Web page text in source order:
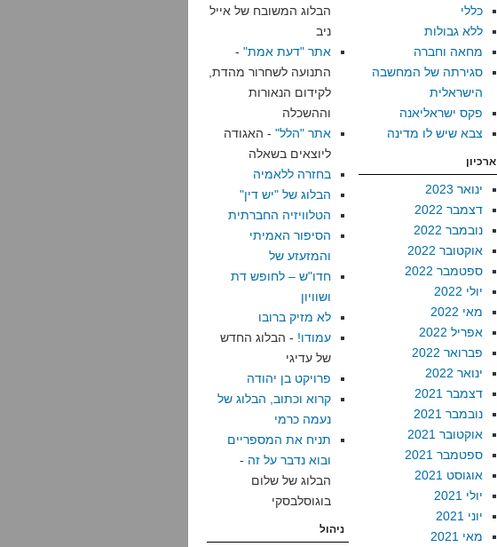
כללי
ללא גבולות
מחאה וחברה
סגירתה של המחשבה
הישראלית
פקס ישראליאנה
צבא שיש לו מדינה
ארכיון
ינואר 2023
דצמבר 2022
נובמבר 2022
אוקטובר 2022
ספטמבר 2022
יולי 2022
מאי 2022
אפריל 2022
פברואר 2022
ינואר 2022
דצמבר 2021
נובמבר 2021
אוקטובר 2021
ספטמבר 2021
אוגוסט 2021
יולי 2021
יוני 2021
מאי 2021
הבלוג המשובח של אייל
ניב
אתר "דעת אמת" -
התנועה לשחרור מהדת,
לקידום הנאורות
וההשכלה
אתר "הלל" - האגודה
ליוצאים בשאלה
בחזרה ללאמיה
הבלוג של "יש דין"
הטלוויזיה החברתית
הסיפור האמיתי
והמזעזע של
חדו"ש – לחופש דת
ושוויון
לא מזיק ברובו
עמודו! - הבלוג החדש
של עדיגי
פרויקט בן יהודה
קרוא וכתוב, הבלוג של
נעמה כרמי
תניח את המספריים
ובוא נדבר על זה -
הבלוג של שלום
בוגוסלבסקי
ניהול